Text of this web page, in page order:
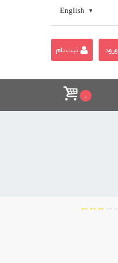
English
ورود ثبت نام
0